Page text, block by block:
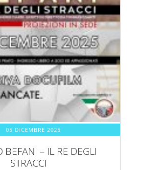
05 DICEMBRE 2025
BEFANI – IL RE DEGLI
STRACCI